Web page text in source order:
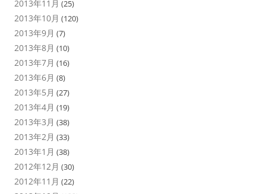
2013年11月 (25)
2013年10月 (120)
2013年9月 (7)
2013年8月 (10)
2013年7月 (16)
2013年6月 (8)
2013年5月 (27)
2013年4月 (19)
2013年3月 (38)
2013年2月 (33)
2013年1月 (38)
2012年12月 (30)
2012年11月 (22)